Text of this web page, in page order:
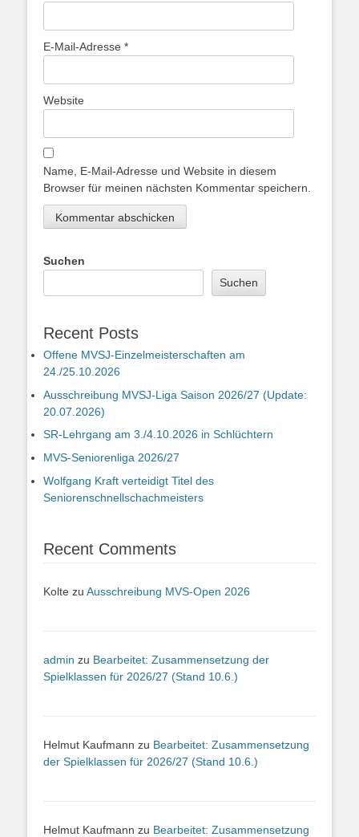
E-Mail-Adresse *
Website
Name, E-Mail-Adresse und Website in diesem
Browser für meinen nächsten Kommentar speichern.
Suchen
Suchen
Recent Posts
Offene MVSJ-Einzelmeisterschaften am
24./25.10.2026
Ausschreibung MVSJ-Liga Saison 2026/27 (Update:
20.07.2026)
SR-Lehrgang am 3./4.10.2026 in Schlüchtern
MVS-Seniorenliga 2026/27
Wolfgang Kraft verteidigt Titel des
Seniorenschnellschachmeisters
Recent Comments
Kolte zu Ausschreibung MVS-Open 2026
admin zu Bearbeitet: Zusammensetzung der
Spielklassen für 2026/27 (Stand 10.6.)
Helmut Kaufmann zu Bearbeitet: Zusammensetzung
der Spielklassen für 2026/27 (Stand 10.6.)
Helmut Kaufmann zu Bearbeitet: Zusammensetzung